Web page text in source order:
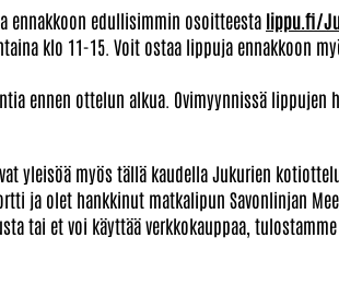
ennakkoon edullisimmin osoitteesta lippu.fi/
klo 11-15. Voit ostaa lippuja ennakkoon
ennen ottelun alkua. Ovimyynnissä lippujen
yleisöä myös tällä kaudella Jukurien
ja olet hankkinut matkalipun Savonlinjan
tai et voi käyttää verkkokauppaa,